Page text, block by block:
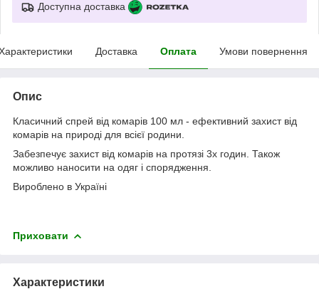
Доступна доставка
Доставка Оплата Умови повернення
Опис
Класичний спрей від комарів 100 мл - ефективний захист від
комарів на природі для всієї родини.
Забезпечує захист від комарів на протязі 3х годин. Також
можливо наносити на одяг і спорядження.
Вироблено в Україні
Приховати
Характеристики